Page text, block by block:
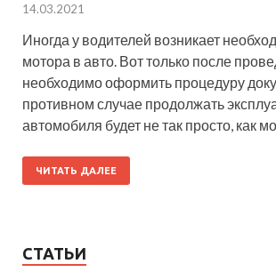
14.03.2021
Иногда у водителей возникает
мотора в авто. Вот только после
необходимо оформить процедуру
противном случае продолжать
автомобиля будет не так просто, как
ЧИТАТЬ ДАЛЕЕ
СТАТЬИ